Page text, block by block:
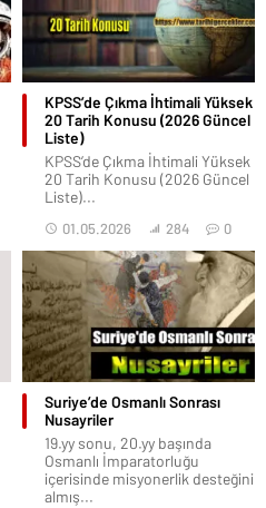
KPSS’de Çıkma İhtimali Yüksek
20 Tarih Konusu (2026 Güncel
Liste)
KPSS’de Çıkma İhtimali Yüksek
20 Tarih Konusu (2026 Güncel
Liste)...
01.05.2026 284 0
Suriye’de Osmanlı Sonrası
Nusayriler
19.yy sonu, 20.yy başında
Osmanlı İmparatorluğu
içerisinde misyonerlik desteğini
almış...